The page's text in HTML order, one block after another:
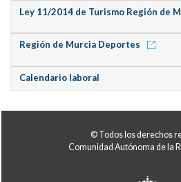
Ley 11/2014 de Turismo Región de
Región de Murcia Deportes
Calendario laboral
© Todos los derechos
Comunidad Autónoma de la